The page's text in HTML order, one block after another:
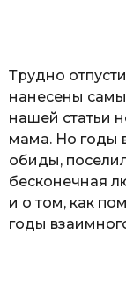
р
к
л
ю
к
Трудно
нанесены
нашей статьи
мама. Но годы
обиды,
бесконечная
и о том, как
годы